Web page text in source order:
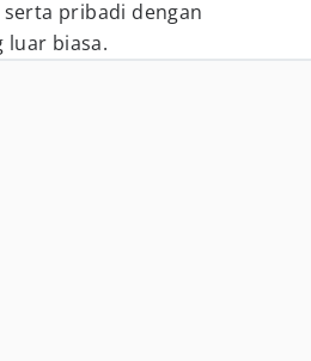
pribadi dengan
luar biasa.